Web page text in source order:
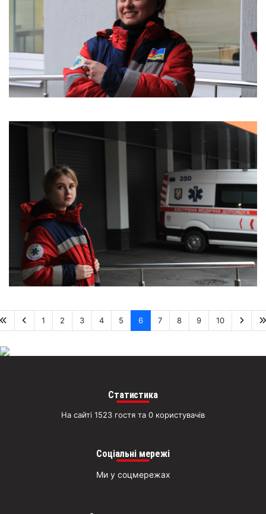
1 2 3 4 5 6 7 8 9 10
Статистика
На сайті 1523 гостя та 0 користувачів
Соціальні мережі
Ми у соцмережах